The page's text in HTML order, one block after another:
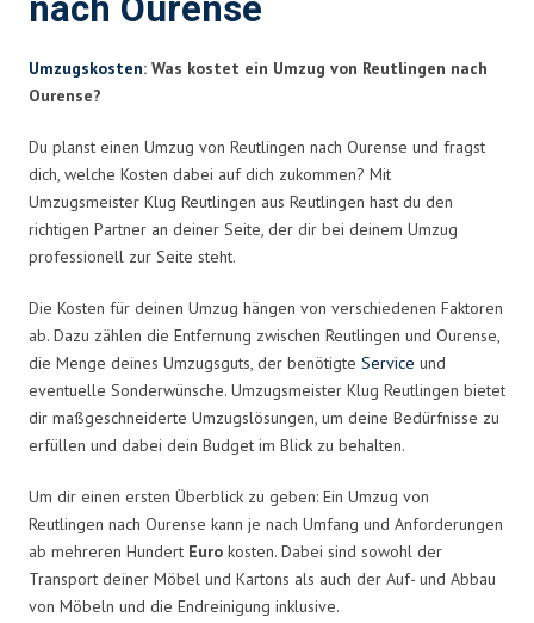
Umzugskosten: Was kostet ein Umzug von Reutlingen nach
Ourense?
Du planst einen Umzug von Reutlingen nach Ourense und fragst
dich, welche Kosten dabei auf dich zukommen? Mit
Umzugsmeister Klug Reutlingen aus Reutlingen hast du den
richtigen Partner an deiner Seite, der dir bei deinem Umzug
professionell zur Seite steht.
Die Kosten für deinen Umzug hängen von verschiedenen Faktoren
ab. Dazu zählen die Entfernung zwischen Reutlingen und Ourense,
die Menge deines Umzugsguts, der benötigte Service und
eventuelle Sonderwünsche. Umzugsmeister Klug Reutlingen bietet
dir maßgeschneiderte Umzugslösungen, um deine Bedürfnisse zu
erfüllen und dabei dein Budget im Blick zu behalten.
Um dir einen ersten Überblick zu geben: Ein Umzug von
Reutlingen nach Ourense kann je nach Umfang und Anforderungen
ab mehreren Hundert Euro kosten. Dabei sind sowohl der
Transport deiner Möbel und Kartons als auch der Auf- und Abbau
von Möbeln und die Endreinigung inklusive.